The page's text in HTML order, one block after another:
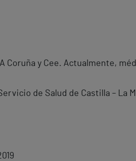
Coruña y Cee. Actualmente,
de Salud de Castilla – La